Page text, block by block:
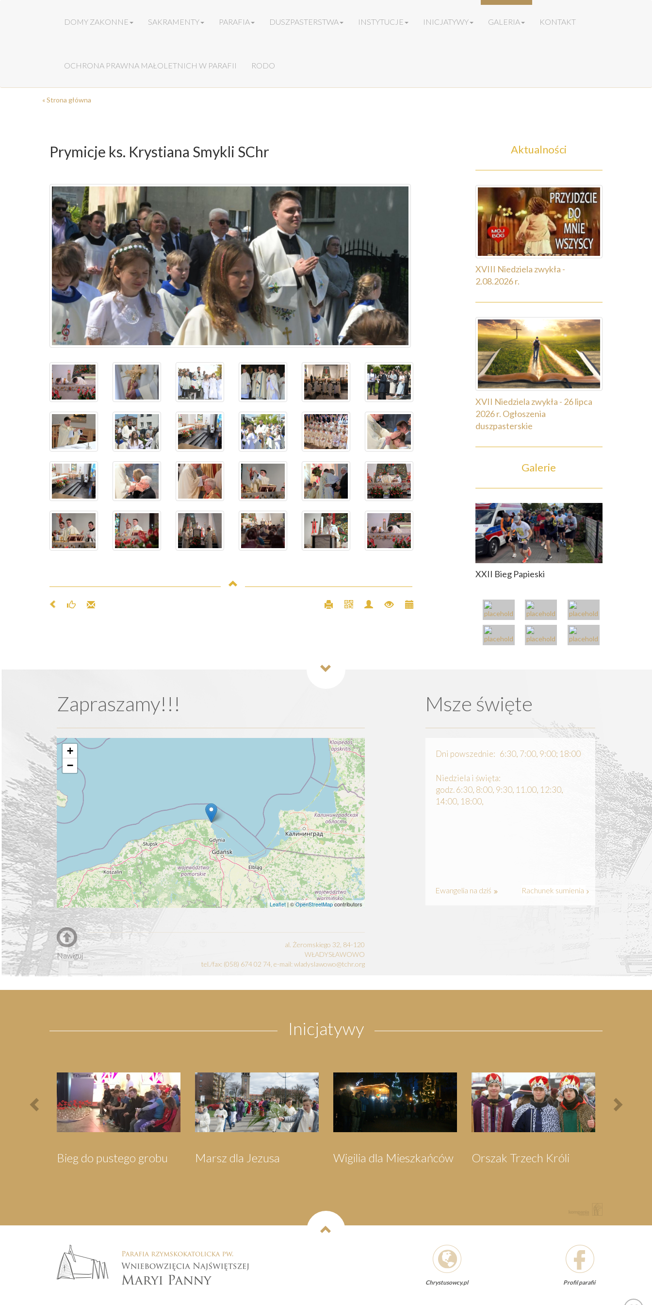
DOMY ZAKONNE SAKRAMENTY PARAFIA DUSZPASTERSTWA INSTYTUCJE INICJATYWY GALERIA KONTAKT
OCHRONA PRAWNA MAŁOLETNICH W PARAFII RODO
« Strona główna
Prymicje ks. Krystiana Smykli SChr Aktualności
XVIII Niedziela zwykła -
2.08.2026 r.
XVII Niedziela zwykła - 26 lipca
2026 r. Ogłoszenia
duszpasterskie
Galerie
XXII Bieg Papieski
Zapraszamy!!!
+
−
Leaflet | ©OpenStreetMapcontributors
Nawiguj
al. Żeromskiego 32, 84-120
WŁADYSŁAWOWO
tel./fax: (058) 674 02 74, e-mail: wladyslawowo@tchr.org
Msze święte
Dni powszednie: 6:30, 7:00, 9:00; 18:00
Niedziela i święta:
godz. 6:30, 8:00, 9:30, 11.00, 12:30,
14:00, 18:00,
Ewangelia na dziś Rachunek sumienia
Inicjatywy
Wigilia dla Mieszkańców Orszak Trzech Króli
Pielgrzymka do
Pielgrzymka do
Festyn Parafialny
Previous
Chrystusowcy.pl Profil parafii